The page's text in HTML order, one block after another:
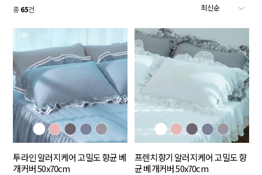
총65건
투라인 알러지케어 고밀도 향균 베
개커버 50x70cm
프렌치향기 알러지케어 고밀도 향
균 베개커버 50x70cm